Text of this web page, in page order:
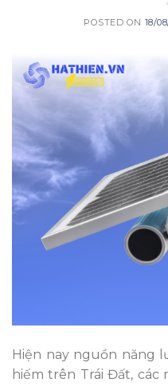
POSTED ON 18/
Hiện nay nguồn năng
hiếm trên Trái Đất,